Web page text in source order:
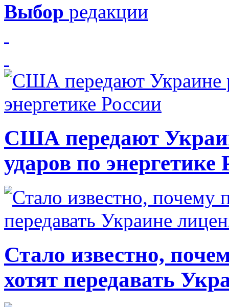
Выбор редакции
США передают
ударов по энергетике
Стало известно,
хотят передавать